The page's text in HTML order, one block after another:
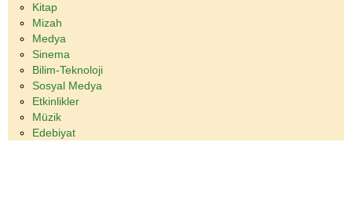
Kitap
Mizah
Medya
Sinema
Bilim-Teknoloji
Sosyal Medya
Etkinlikler
Müzik
Edebiyat